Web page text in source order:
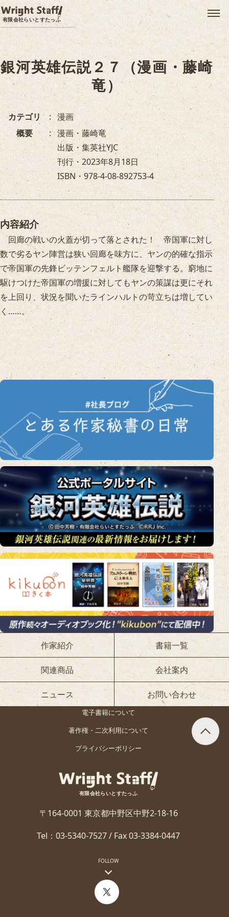
有限会社らいとすたっふ メ
銀河英雄伝説２７（漫画・藤崎
竜）
カテゴリ
漫画
概要
漫画・藤崎竜
出版・集英社YJC
刊行・2023年8月18日
ISBN・978-4-08-892753-4
内容紹介
回廊の戦いの火蓋が切って落とされた！ 帝国軍に対し
数で劣るヤン陣営は狭い回廊を味方に、ヤンの的確な指示
で帝国軍の先鋒ビッテンフェルト艦隊を迎撃する。窮地に
駆けつけた帝国軍の増援に対してもヤンの策謀は更にそれ
を上回り、状況を聞いたラインハルトの苛立ちは増してい
く……。
作家紹介 書籍一覧
関連商品 会社案内
ニュース お問い合わせ
電子書籍について
著作権・二次利用について
プライバシーポリシー
有限会社らいとすたっふ
〒164-0001 東京都中野区中野2-18-16
Tel：03-5340-7527 / Fax 03-3384-0447
FOLLOW